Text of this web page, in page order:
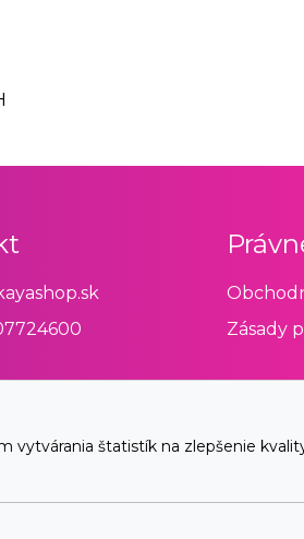
štatistík na zlepšenie
Zásady